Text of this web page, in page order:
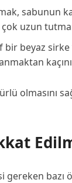
sabunun
uzun
beyaz sirke
olmasını
bazı